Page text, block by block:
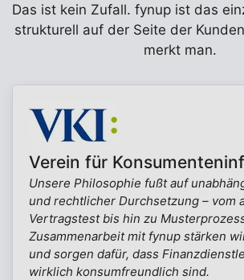
Das ist kein Zufall. fynup ist das
strukturell auf der Seite der
merkt man.
Verein für
Unsere Philosophie fußt auf
und rechtlicher Durchsetzung – vom
Vertragstest bis hin zu
Zusammenarbeit mit fynup stärken
und sorgen dafür, dass
wirklich konsumfreundlich sind.